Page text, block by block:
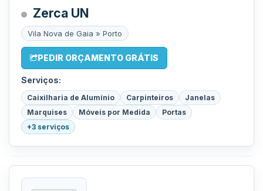
Zerca UN
Vila Nova de Gaia » Porto
PEDIR ORÇAMENTO GRÁTIS
Serviços:
Caixilharia de Alumínio Carpinteiros
Janelas
Marquises
Móveis por Medida
Portas
+3 serviços